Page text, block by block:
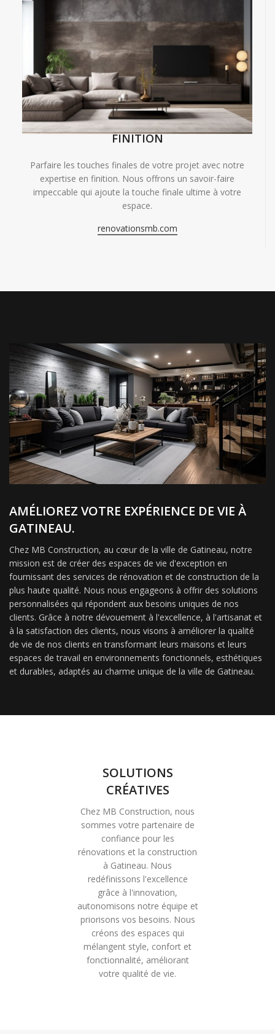
FINITION
Parfaire les touches finales de votre projet avec notre
expertise en finition. Nous offrons un savoir-faire
impeccable qui ajoute la touche finale ultime à votre
espace.
renovationsmb.com
AMÉLIOREZ VOTRE EXPÉRIENCE DE VIE À
GATINEAU.
Chez MB Construction, au cœur de la ville de Gatineau, notre
mission est de créer des espaces de vie d'exception en
fournissant des services de rénovation et de construction de la
plus haute qualité. Nous nous engageons à offrir des solutions
personnalisées qui répondent aux besoins uniques de nos
clients. Grâce à notre dévouement à l'excellence, à l'artisanat et
à la satisfaction des clients, nous visons à améliorer la qualité
de vie de nos clients en transformant leurs maisons et leurs
espaces de travail en environnements fonctionnels, esthétiques
et durables, adaptés au charme unique de la ville de Gatineau.
SOLUTIONS
CRÉATIVES
Chez MB Construction, nous
sommes votre partenaire de
confiance pour les
rénovations et la construction
à Gatineau. Nous
redéfinissons l'excellence
grâce à l'innovation,
autonomisons notre équipe et
priorisons vos besoins. Nous
créons des espaces qui
mélangent style, confort et
fonctionnalité, améliorant
votre qualité de vie.